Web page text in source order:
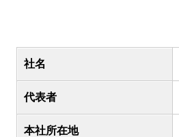
社名
代表者
本社所在地